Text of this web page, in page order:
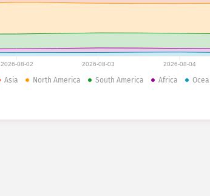
2026-08-02 2026-08-03 2026-08-04
Asia North America South America Africa